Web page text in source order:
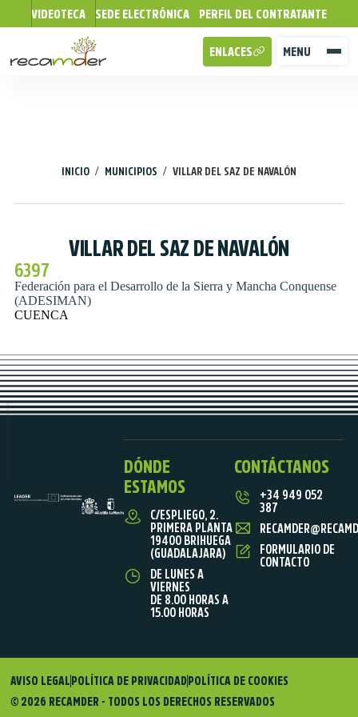
VIDEOTECA SEDE ELECTRÓNICA PERFIL DEL CONTRATANTE
MENU
ENLACES
INICIO / MUNICIPIOS / VILLAR DEL SAZ DE NAVALÓN
VILLAR DEL SAZ DE NAVALÓN
6397
Federación para el Desarrollo de la Sierra y Mancha Conquense
(ADESIMAN)
CUENCA
DÓNDE
ESTAMOS
C/ESPLIEGO, 2.
PRIMERA PLANTA
19400 BRIHUEGA
(GUADALAJARA)
DE LUNES A
VIERNES
DE 8.00 HORAS A
15.00 HORAS
CONTÁCTANOS
+34 949 052
387
FORMULARIO DE
CONTACTO
© 2026 RECAMDER - TODOS LOS DERECHOS RESERVADOS
AVISO LEGAL POLÍTICA DE PRIVACIDAD POLÍTICA DE COOKIES